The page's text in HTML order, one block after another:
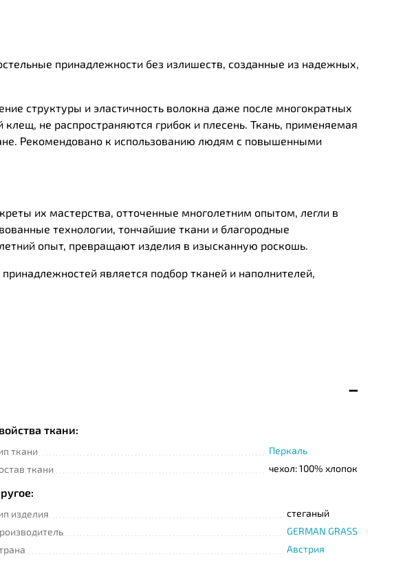
принадлежности без излишеств, созданные из надежных,
структуры и эластичность волокна даже после многократных
не распространяются грибок и плесень. Ткань, применяемая
Рекомендовано к использованию людям с повышенными
их мастерства, отточенные многолетним опытом, легли в
технологии, тончайшие ткани и благородные
опыт, превращают изделия в изысканную роскошь.
является подбор тканей и наполнителей,
уполномоченными специалистами, имеющими сертификат, и
ткани:
ткани
Перкаль
ткани
чехол: 100% хлопок
изделия
стеганый
GERMAN GRASS
Австрия